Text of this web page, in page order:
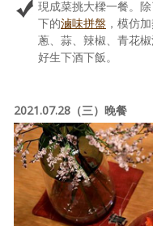
現成菜挑大樑一餐。
下的滷味拼盤 ，模仿
蔥、蒜、辣椒、青花
好生下酒下飯。
2021.07.28（三）晚餐